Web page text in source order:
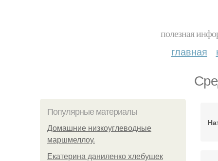
полезная
главная
Популярные материалы
Домашние низкоуглеводные
маршмеллоу.
Екатерина даниленко хлебушек